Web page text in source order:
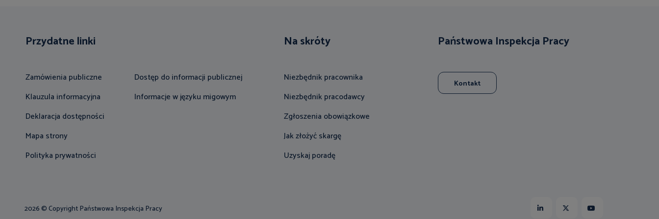
Przydatne linki
Zamówienia publiczne
Klauzula informacyjna
Deklaracja dostępności
Mapa strony
Polityka prywatności
Dostęp do informacji publicznej
Informacje w języku migowym
Na skróty
Niezbędnik pracownika
Niezbędnik pracodawcy
Zgłoszenia obowiązkowe
Jak złożyć skargę
Uzyskaj poradę
Państwowa Inspekcja Pracy
Kontakt
2026 © Copyright Państwowa Inspekcja Pracy